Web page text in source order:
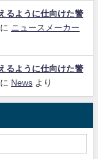
るように仕向けた警
に ニュースメーカー
るように仕向けた警
に News より